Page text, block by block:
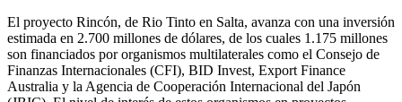
El proyecto Rincón, de Rio Tinto en Salta, avanza con una inversión
estimada en 2.700 millones de dólares, de los cuales 1.175 millones
son financiados por organismos multilaterales como el Consejo de
Finanzas Internacionales (CFI), BID Invest, Export Finance
Australia y la Agencia de Cooperación Internacional del Japón